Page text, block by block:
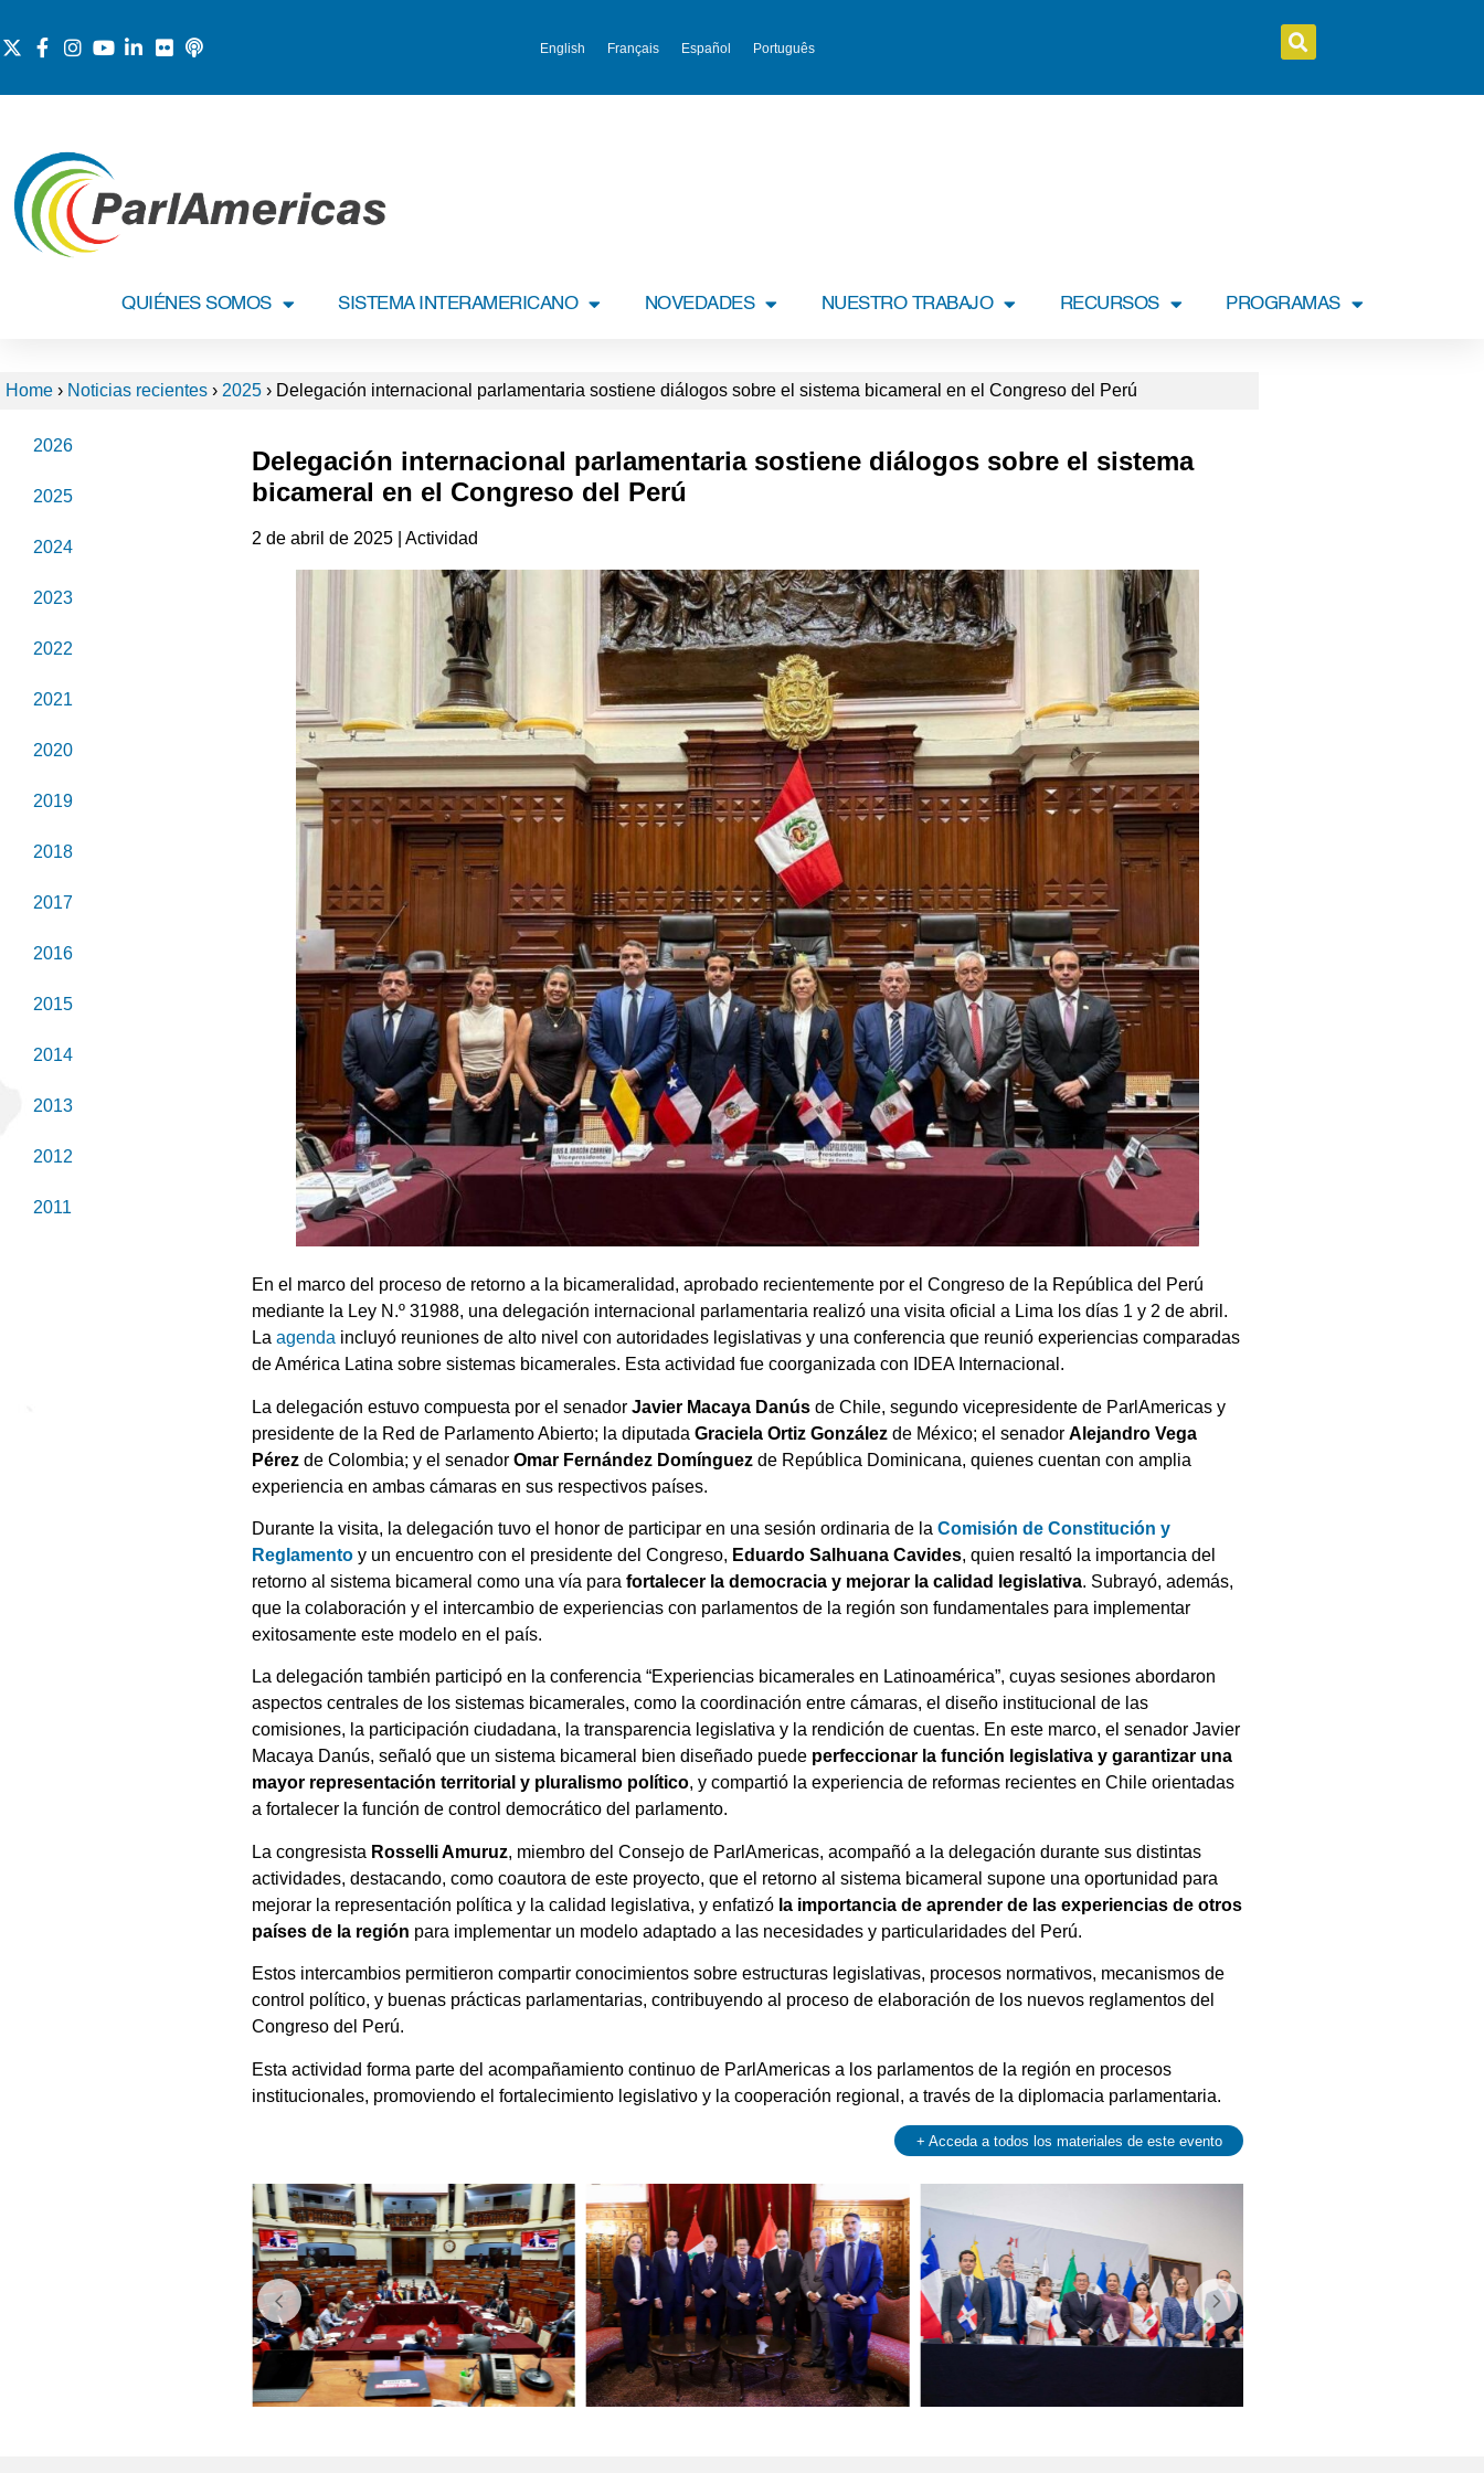
English Français Español Português
QUIÉNES SOMOS SISTEMA INTERAMERICANO NOVEDADES NUESTRO TRABAJO RECURSOS PROGRAMAS
Home › Noticias recientes › 2025 › Delegación internacional parlamentaria sostiene diálogos sobre el sistema bicameral en el Congreso del Perú
2026
2025
2024
2023
2022
2021
2020
2019
2018
2017
2016
2015
2014
2013
2012
2011
Delegación internacional parlamentaria sostiene diálogos sobre el sistema
bicameral en el Congreso del Perú
2 de abril de 2025 | Actividad
En el marco del proceso de retorno a la bicameralidad, aprobado recientemente por el Congreso de la República del Perú
mediante la Ley N.º 31988, una delegación internacional parlamentaria realizó una visita oficial a Lima los días 1 y 2 de abril.
Laagenda incluyó reuniones de alto nivel con autoridades legislativas y una conferencia que reunió experiencias comparadas
de América Latina sobre sistemas bicamerales. Esta actividad fue coorganizada con IDEA Internacional.
La delegación estuvo compuesta por el senadorJavier Macaya Danús de Chile, segundo vicepresidente de ParlAmericas y
presidente de la Red de Parlamento Abierto; la diputadaGraciela Ortiz González de México; el senadorAlejandro Vega
Pérez de Colombia; y el senadorOmar Fernández Domínguez de República Dominicana, quienes cuentan con amplia
experiencia en ambas cámaras en sus respectivos países.
Durante la visita, la delegación tuvo el honor de participar en una sesión ordinaria de la Comisión de Constitución y
Reglamento y un encuentro con el presidente del Congreso, Eduardo Salhuana Cavides, quien resaltó la importancia del
retorno al sistema bicameral como una vía parafortalecer la democracia y mejorar la calidad legislativa. Subrayó, además,
que la colaboración y el intercambio de experiencias con parlamentos de la región son fundamentales para implementar
exitosamente este modelo en el país.
La delegación también participó en la conferencia “Experiencias bicamerales en Latinoamérica”, cuyas sesiones abordaron
aspectos centrales de los sistemas bicamerales, como la coordinación entre cámaras, el diseño institucional de las
comisiones, la participación ciudadana, la transparencia legislativa y la rendición de cuentas. En este marco, el senador Javier
Macaya Danús, señaló que un sistema bicameral bien diseñado puede perfeccionar la función legislativa y garantizar una
mayor representación territorial y pluralismo político, y compartió la experiencia de reformas recientes en Chile orientadas
a fortalecer la función de control democrático del parlamento.
La congresista Rosselli Amuruz, miembro del Consejo de ParlAmericas, acompañó a la delegación durante sus distintas
actividades, destacando, como coautora de este proyecto, que el retorno al sistema bicameral supone una oportunidad para
mejorar la representación política y la calidad legislativa, y enfatizó la importancia de aprender de las experiencias de otros
países de la región para implementar un modelo adaptado a las necesidades y particularidades del Perú.
Estos intercambios permitieron compartir conocimientos sobre estructuras legislativas, procesos normativos, mecanismos de
control político, y buenas prácticas parlamentarias, contribuyendo al proceso de elaboración de los nuevos reglamentos del
Congreso del Perú.
Esta actividad forma parte del acompañamiento continuo de ParlAmericas a los parlamentos de la región en procesos
institucionales, promoviendo el fortalecimiento legislativo y la cooperación regional, a través de la diplomacia parlamentaria.
+ Acceda a todos los materiales de este evento